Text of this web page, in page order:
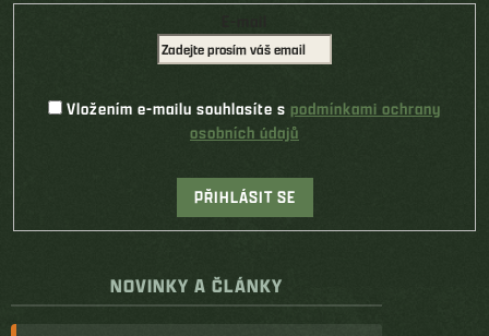
Vložením e-mailu souhlasíte s podmínkami ochrany
osobních údajů
PŘIHLÁSIT SE
NOVINKY A ČLÁNKY